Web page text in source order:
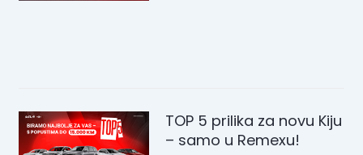
TOP 5 prilika za novu Kiju
– samo u Remexu!